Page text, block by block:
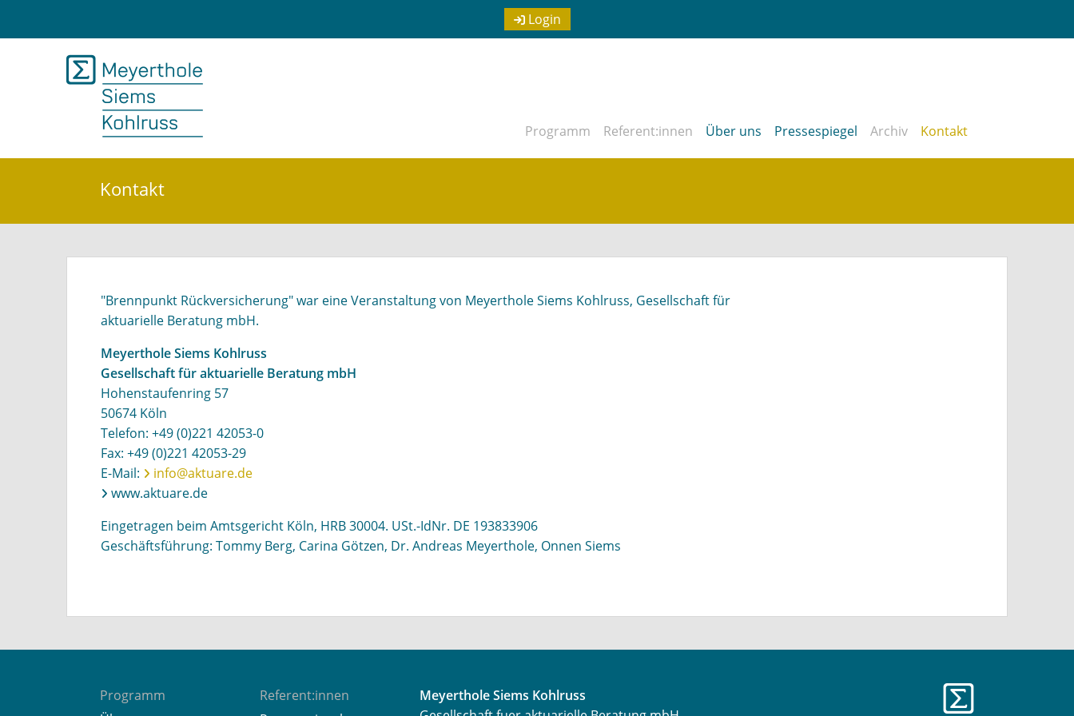
Login
Programm Referent:innen Über uns Pressespiegel Archiv Kontakt
Kontakt
"Brennpunkt Rückversicherung" war eine Veranstaltung von Meyerthole Siems Kohlruss, Gesellschaft für
aktuarielle Beratung mbH.
Meyerthole Siems Kohlruss
Gesellschaft für aktuarielle Beratung mbH
Hohenstaufenring 57
50674 Köln
Telefon: +49 (0)221 42053-0
Fax: +49 (0)221 42053-29
E-Mail:
info@aktuare.de
www.aktuare.de
Eingetragen beim Amtsgericht Köln, HRB 30004. USt.-IdNr. DE 193833906
Geschäftsführung: Tommy Berg, Carina Götzen, Dr. Andreas Meyerthole, Onnen Siems
Programm
Referent:innen
Meyerthole Siems Kohlruss